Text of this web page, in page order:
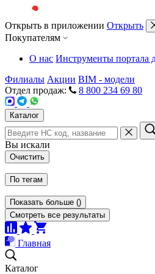
Открыть в приложении Открыть
Покупателям
О нас Инструменты портала
Филиалы Акции BIM - модели
Отдел продаж:
8 800 234 69 80
Каталог
Вы искали
Очистить
По тегам
Показать больше ()
Смотреть все результаты
Главная
Каталог